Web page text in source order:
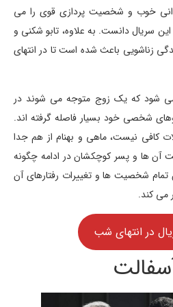
خوب و شخصیت پردازی قوی را می
سریال دانست. به علاوه، تابو شکنی و
زناشویی باعث شده است تا در انتهای
شود که یک زوج متوجه می شوند در
شخصی خود بسیار فاصله گرفته اند.
کافی نیست، ماهی و بهنام از هم جدا
آن ها و پسر کوچکشان در ادامه چگونه
شخصیت ها و تغییرات رفتارهای آن
می کند.
در انتهای شب